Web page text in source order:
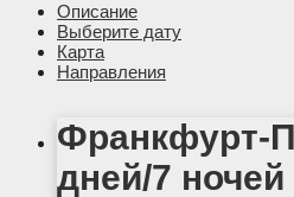
Описание
Выберите дату
Карта
Направления
Франкфурт-
дней/7 ночей